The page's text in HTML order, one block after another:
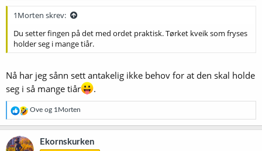
1Morten skrev:
Du setter fingen på det med ordet praktisk. Tørket kveik som fryses
holder seg i mange tiår.
Nå har jeg sånn sett antakelig ikke behov for at den skal holde
seg i så mange tiår
.
R
e
a
s
Ove og 1Morten
Ekornskurken